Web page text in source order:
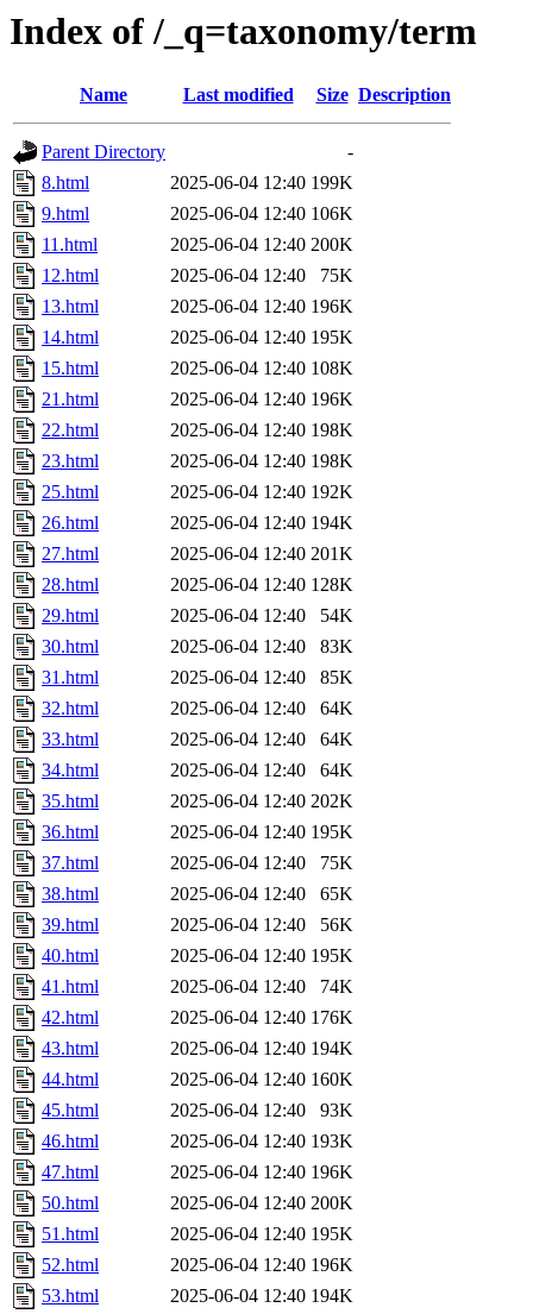
Index of /_q=taxonomy/term
Name Last modified Size Description
Parent Directory
-
8.html
2025-06-04 12:40 199K
9.html
2025-06-04 12:40 106K
11.html
2025-06-04 12:40 200K
12.html
2025-06-04 12:40
75K
13.html
2025-06-04 12:40 196K
14.html
2025-06-04 12:40 195K
15.html
2025-06-04 12:40 108K
21.html
2025-06-04 12:40 196K
22.html
2025-06-04 12:40 198K
23.html
2025-06-04 12:40 198K
25.html
2025-06-04 12:40 192K
26.html
2025-06-04 12:40 194K
27.html
2025-06-04 12:40 201K
28.html
2025-06-04 12:40 128K
29.html
2025-06-04 12:40
54K
30.html
2025-06-04 12:40
83K
31.html
2025-06-04 12:40
85K
32.html
2025-06-04 12:40
64K
33.html
2025-06-04 12:40
64K
34.html
2025-06-04 12:40
64K
35.html
2025-06-04 12:40 202K
36.html
2025-06-04 12:40 195K
37.html
2025-06-04 12:40
75K
38.html
2025-06-04 12:40
65K
39.html
2025-06-04 12:40
56K
40.html
2025-06-04 12:40 195K
41.html
2025-06-04 12:40
74K
42.html
2025-06-04 12:40 176K
43.html
2025-06-04 12:40 194K
44.html
2025-06-04 12:40 160K
45.html
2025-06-04 12:40
93K
46.html
2025-06-04 12:40 193K
47.html
2025-06-04 12:40 196K
50.html
2025-06-04 12:40 200K
51.html
2025-06-04 12:40 195K
52.html
2025-06-04 12:40 196K
53.html
2025-06-04 12:40 194K